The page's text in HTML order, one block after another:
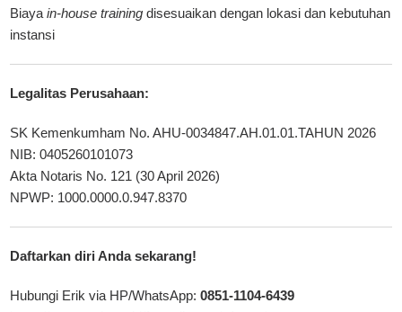
Biayain-house training disesuaikan dengan lokasi dan kebutuhan
instansi
Legalitas Perusahaan:
SK Kemenkumham No. AHU-0034847.AH.01.01.TAHUN 2026
NIB: 0405260101073
Akta Notaris No. 121 (30 April 2026)
NPWP: 1000.0000.0.947.8370
Daftarkan diri Anda sekarang!
Hubungi Erik via HP/WhatsApp:0851-1104-6439